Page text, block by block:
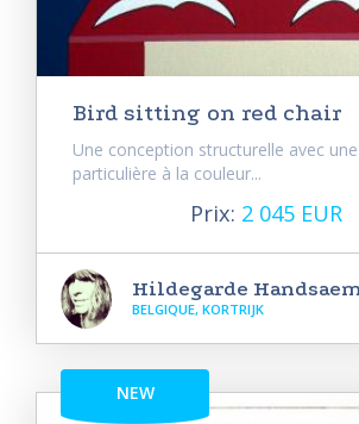
Bird sitting on red chair
Une conception structurelle avec
particulière à la couleur...
Prix: 2 045 EUR
Hildegarde
BELGIQUE, KORTRIJK
NEW